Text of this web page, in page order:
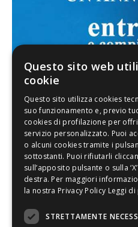
FACEBOOK
Questo sito web
cookie
Leggi di
STRETTAMENTE